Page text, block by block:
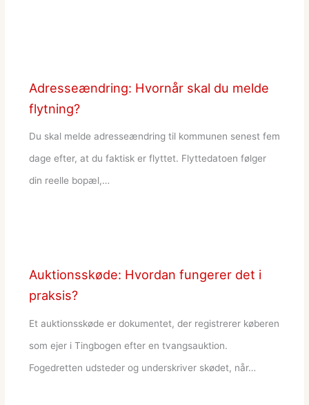
Adresseændring: Hvornår skal du melde
flytning?
Du skal melde adresseændring til kommunen senest fem
dage efter, at du faktisk er flyttet. Flyttedatoen følger
din reelle bopæl,…
Auktionsskøde: Hvordan fungerer det i
praksis?
Et auktionsskøde er dokumentet, der registrerer køberen
som ejer i Tingbogen efter en tvangsauktion.
Fogedretten udsteder og underskriver skødet, når…